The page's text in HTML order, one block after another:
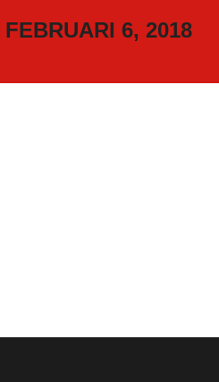
FEBRUARI 6, 2018